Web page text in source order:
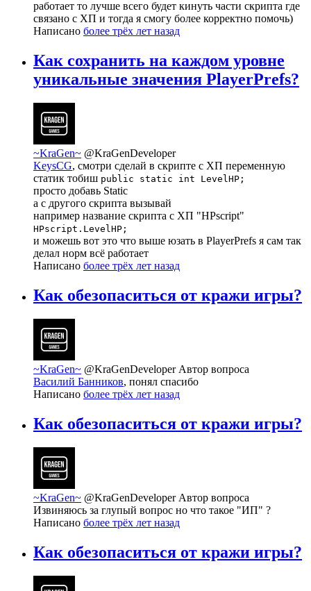
работает то лучше всего будет кинуть части скрипта где
связано с ХП и тогда я смогу более корректно помочь)
Написано более трёх лет назад
Как сохранить на каждом уровне
уникальные значения PlayerPrefs?
~KraGen~ @KraGenDeveloper
KeysCG, смотри сделай в скрипте с ХП переменную
статик тобиш public static int LevelHP;
просто добавь Static
а с другого скрипта вызывай
например название скрипта с ХП "HPscript"
HPscript.LevelHP;
и можешь вот это что выше юзать в PlayerPrefs я сам так
делал норм всё работает
Написано более трёх лет назад
Как обезопаситься от кражи игры?
~KraGen~ @KraGenDeveloper Автор вопроса
Василий Банников, понял спасибо
Написано более трёх лет назад
Как обезопаситься от кражи игры?
~KraGen~ @KraGenDeveloper Автор вопроса
Извиняюсь за глупый вопрос но что такое "ИП" ?
Написано более трёх лет назад
Как обезопаситься от кражи игры?